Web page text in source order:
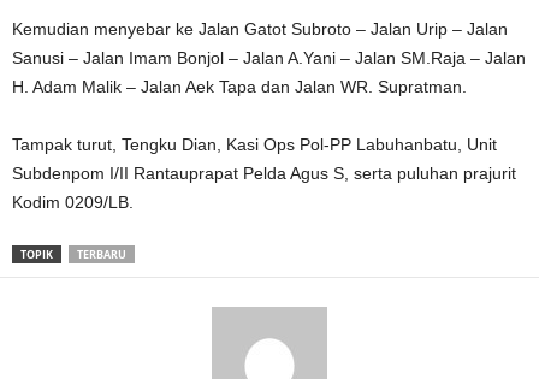
Kemudian menyebar ke Jalan Gatot Subroto – Jalan Urip – Jalan
Sanusi – Jalan Imam Bonjol – Jalan A.Yani – Jalan SM.Raja – Jalan
H. Adam Malik – Jalan Aek Tapa dan Jalan WR. Supratman.
Tampak turut, Tengku Dian, Kasi Ops Pol-PP Labuhanbatu, Unit
Subdenpom I/II Rantauprapat Pelda Agus S, serta puluhan prajurit
Kodim 0209/LB.
TOPIK TERBARU